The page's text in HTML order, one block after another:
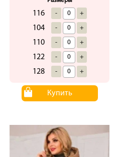
116 - +
104 - +
110 - +
122 - +
128 - +
Купить